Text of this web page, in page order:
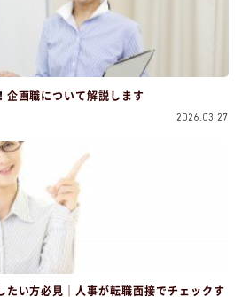
企画職について解説します
2026.03.27
たい方必見｜人事が転職面接でチェックす